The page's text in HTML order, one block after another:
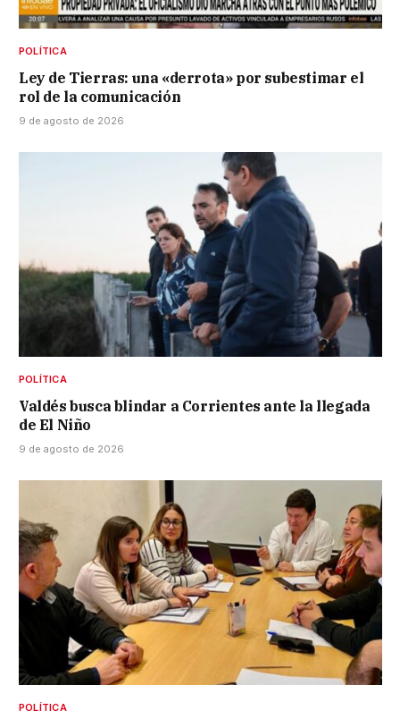
POLÍTICA
Ley de Tierras: una «derrota» por subestimar el
rol de la comunicación
9 de agosto de 2026
POLÍTICA
Valdés busca blindar a Corrientes ante la llegada
de El Niño
9 de agosto de 2026
POLÍTICA